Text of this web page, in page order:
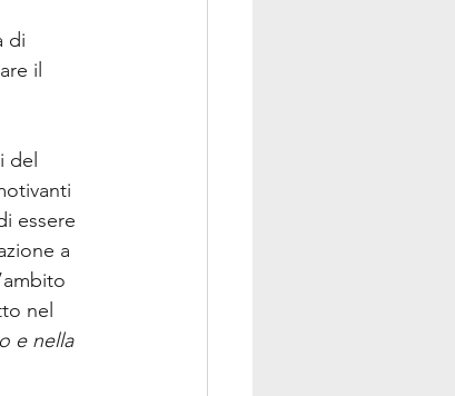
di
il
del
essere
a
nel
e nella